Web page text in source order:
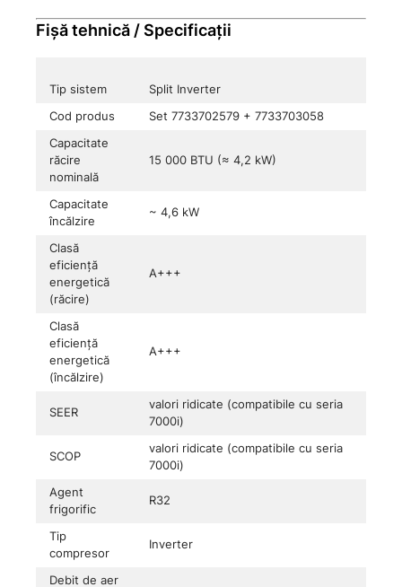
Fișă tehnică / Specificații
Tip sistem
Split Inverter
Cod produs
Set 7733702579 + 7733703058
Capacitate
răcire
nominală
15 000 BTU (≈ 4,2 kW)
Capacitate
încălzire
~ 4,6 kW
Clasă
eficiență
energetică
(răcire)
A+++
Clasă
eficiență
energetică
(încălzire)
A+++
SEER
valori ridicate (compatibile cu seria
7000i)
SCOP
valori ridicate (compatibile cu seria
7000i)
Agent
frigorific
R32
Tip
compresor
Inverter
Debit de aer